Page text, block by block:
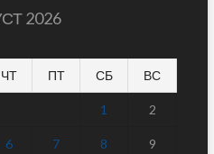
2026
ЧТ ПТ СБ ВС
1 2
6 7 8 9